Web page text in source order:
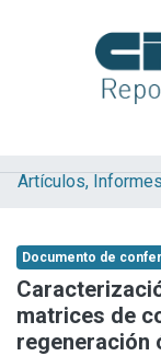
Explorar
Aportar material
Statistics
Documento de
matrices de
regeneración